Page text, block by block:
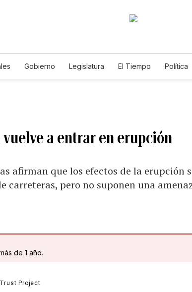
Gobierno Legislatura El Tiempo Política
a entrar en erupción
afirman que los efectos de la erupción
carreteras, pero no suponen una
de 1 año.